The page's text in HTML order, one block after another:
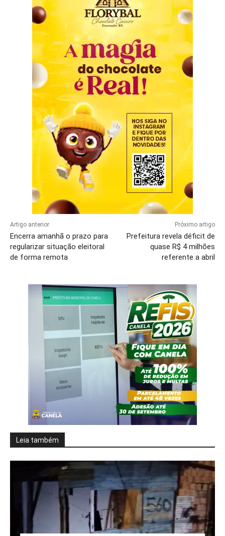
Artigo anterior
Encerra amanhã o prazo para
regularizar situação eleitoral
de forma remota
Próximo artigo
Prefeitura revela déficit de
quase R$ 4 milhões
referente a abril
Leia também